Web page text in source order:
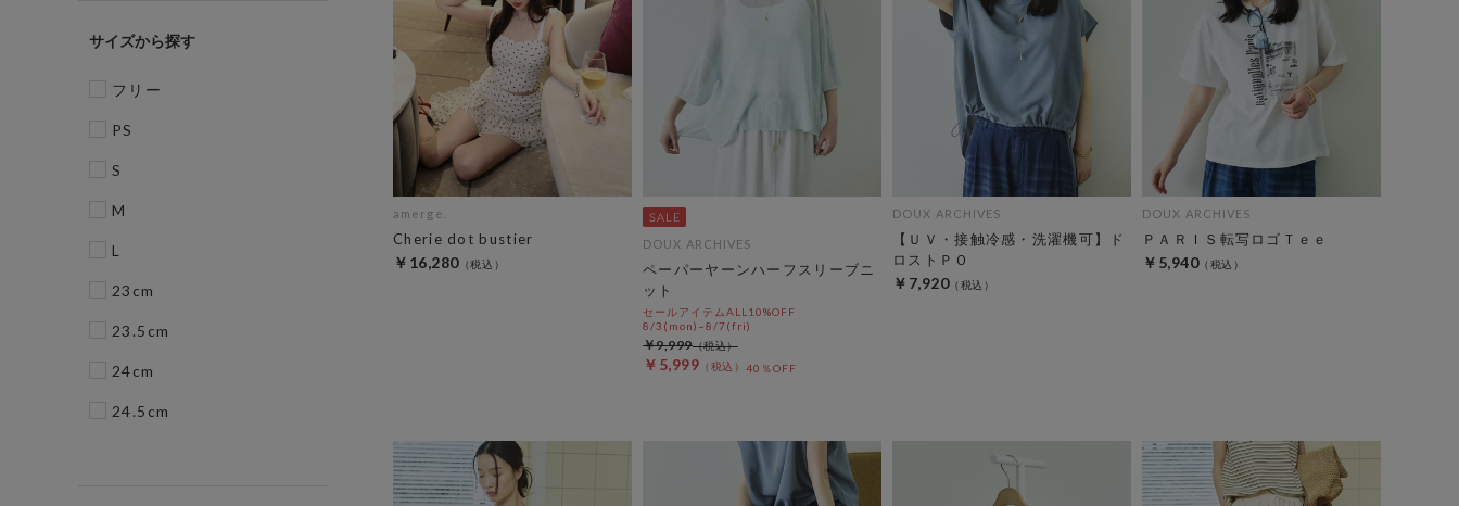
サイズ
フリー
PS
S
M
L
23cm
23.5cm
24cm
24.5cm
amerge.
Cherie dot bustier
￥16,280
DOUX ARCHIVES
ペーパーヤーンハーフスリーブニ
ット
セールアイテムALL10%OFF
8/3(mon)~8/7(fri)
￥5,999 40％OFF
￥9,999
DOUX ARCHIVES
【ＵＶ・接触冷感・洗濯機可】ド
ロストＰＯ
￥7,920
DOUX ARCHIVES
ＰＡＲＩＳ転写ロゴＴｅｅ
￥5,940